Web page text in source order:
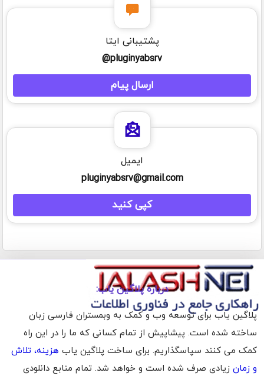
پشتیبانی ایتا
pluginyabsrv@
ارسال پیام
ایمیل
pluginyabsrv@gmail.com
کپی کنید
درباره پلاگین یاب:
پلاگین یاب برای توسعه وب و کمک به وبمستران فارسی زبان
ساخته شده است. پیشاپیش از تمام کسانی که ما را در این راه
کمک می کنند سپاسگذاریم. برای ساخت پلاگین یاب هزینه، تلاش
و زمان زیادی صرف شده است و خواهد شد. تمام منابع دانلودی